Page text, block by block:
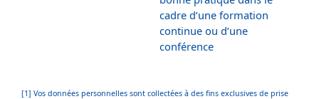
cadre d’une formation
continue ou d’une
conférence
[1] Vos données personnelles sont collectées à des fins exclusives de prise